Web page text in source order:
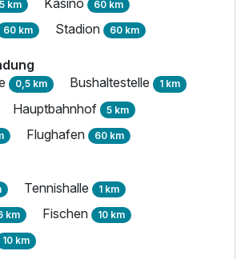
km Kasino 60 km
60 km Stadion 60 km
0,5 km Bushaltestelle 1 km
Hauptbahnhof 5 km
Flughafen 60 km
Tennishalle 1 km
km Fischen 10 km
10 km